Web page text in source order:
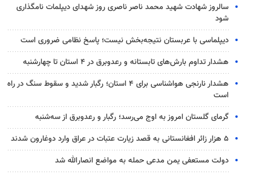
سالروز شهادت شهید محمد ناصر ناصری روز شهدای دیپلمات نامگذاری
شود
دیپلماسی با عربستان نتیجه‌بخش نیست؛ پاسخ نظامی ضروری است
هشدار تداوم بارش‌های تابستانه و رعدوبرق در ۴ استان تا چهارشنبه
هشدار نارنجی هواشناسی برای ۴ استان؛ رگبار شدید و سقوط سنگ در راه
است
گرمای گلستان امروز به اوج می‌رسد؛ رگبار و رعدوبرق از سه‌شنبه
۵ هزار زائر افغانستانی به قصد زیارت عتبات در عراق وارد دوغارون شدند
دولت مستعفی یمن مدعی حمله به مواضع انصارالله شد